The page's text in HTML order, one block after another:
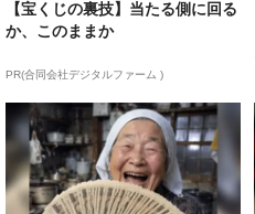
【宝くじの裏技】当たる側に回る
か、このままか
PR(合同会社デジタルファーム )